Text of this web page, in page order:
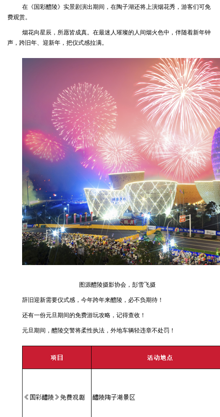
在《国彩醴陵》实景剧演出期间，在陶子湖还将上演烟花秀，游客们可免
费观赏。
烟花向星辰，所愿皆成真。在最迷人璀璨的人间烟火色中，伴随着新年钟
声，跨旧年、迎新年，把仪式感拉满。
图源醴陵摄影协会，彭雪飞摄
辞旧迎新需要仪式感，今年跨年来醴陵，必不负期待！
还有一份元旦期间的免费游玩攻略，记得查收！
元旦期间，醴陵交警将柔性执法，外地车辆轻违章不处罚！